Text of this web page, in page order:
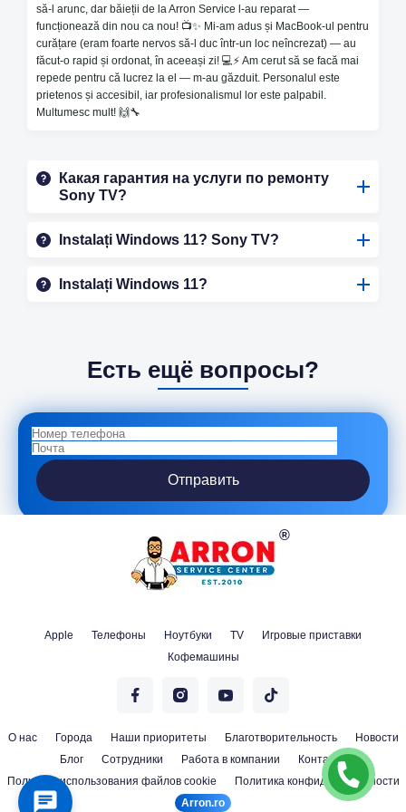
să-l arunc, dar băieții de la Arron Service l-au reparat —
funcționează din nou ca nou! 📺✨ Mi-am adus și MacBook-ul pentru
curățare (eram foarte nervos să-l duc într-un loc neîncrezat) — au
făcut-o rapid și ordonat, în aceeași zi! 💻⚡️ Am cerut să se facă mai
repede pentru că lucrez la el — m-au găzduit. Personalul este
prietenos și accesibil, iar profesionalismul lor este palpabil.
Multumesc mult! 🙌🔧
Часто задаваемые
вопросы по
ремонту Sony TV
Какая гарантия на услуги по ремонту
Sony TV?
Instalați Windows 11? Sony TV?
Instalați Windows 11?
Есть ещё вопросы?
Отправить
Apple Телефоны Ноутбуки TV
Игровые приставки
Кофемашины
О нас Города Наши приоритеты Благотворительность
Новости
Блог
Сотрудники Работа в компании
Контакты
Политика использования файлов cookie
Политика конфиденциальности
Arron.ro